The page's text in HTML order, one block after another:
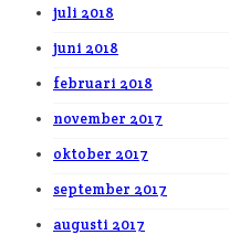
juli 2018
juni 2018
februari 2018
november 2017
oktober 2017
september 2017
augusti 2017